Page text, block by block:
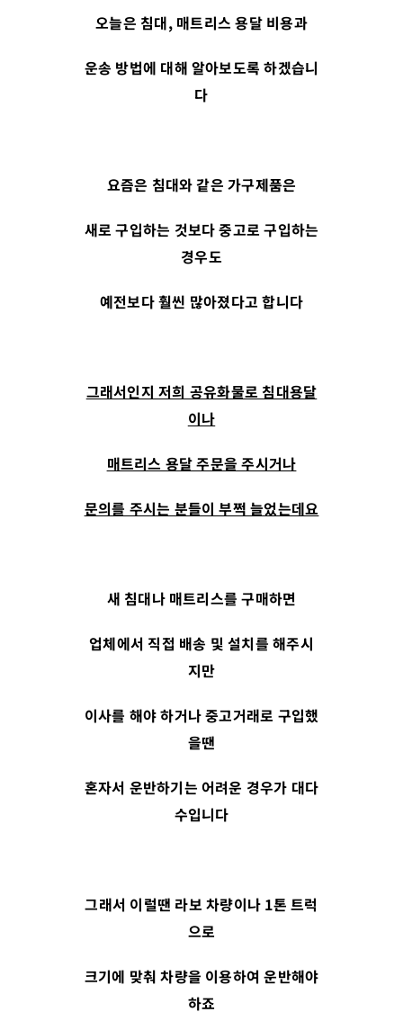
오늘은 침대, 매트리스 용달 비용과
운송 방법에 대해 알아보도록 하겠습니
다
요즘은 침대와 같은 가구제품은
새로 구입하는 것보다 중고로 구입하는
경우도
예전보다 훨씬 많아졌다고 합니다
그래서인지 저희 공유화물로 침대용달
이나
매트리스 용달 주문을 주시거나
문의를 주시는 분들이 부쩍 늘었는데요
새 침대나 매트리스를 구매하면
업체에서 직접 배송 및 설치를 해주시
지만
이사를 해야 하거나 중고거래로 구입했
을땐
혼자서 운반하기는 어려운 경우가 대다
수입니다
그래서 이럴땐 라보 차량이나 1톤 트럭
으로
크기에 맞춰 차량을 이용하여 운반해야
하죠